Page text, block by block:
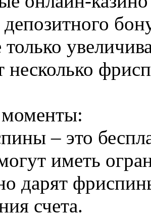
депозитного
несколько
– это
иметь
дарят
счета.